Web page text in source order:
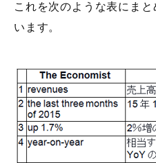
これを次のような表にま
います。